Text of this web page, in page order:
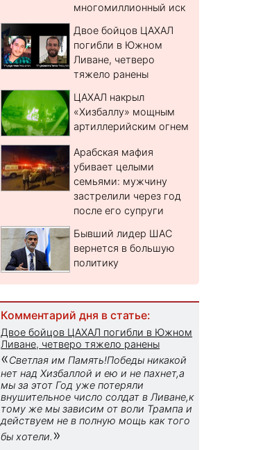
многомиллионный иск
Двое бойцов ЦАХАЛ
погибли в Южном
Ливане, четверо
тяжело ранены
ЦАХАЛ накрыл
«Хизбаллу» мощным
артиллерийским огнем
Арабская мафия
убивает целыми
семьями: мужчину
застрелили через год
после его супруги
Бывший лидер ШАС
вернется в большую
политику
Комментарий дня в статье:
Двое бойцов ЦАХАЛ погибли в Южном
Ливане, четверо тяжело ранены
«Светлая им Память!Победы никакой
нет над Хизбаллой и ею и не пахнет,а
мы за этот Год уже потеряли
внушительное число солдат в Ливане,к
тому же мы зависим от воли Трампа и
действуем не в полную мощь как того
бы хотели. »